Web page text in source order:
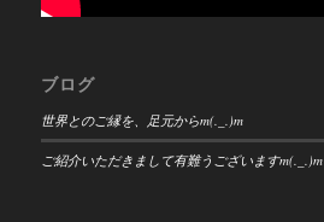
ブログ
世界とのご縁を、足元からm(._.)m
ご紹介いただきまして有難うございますm(._.)m